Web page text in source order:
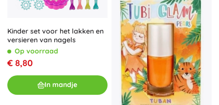
Kinder set voor het lakken en
versieren van nagels
Op voorraad
€ 8,80
In mandje